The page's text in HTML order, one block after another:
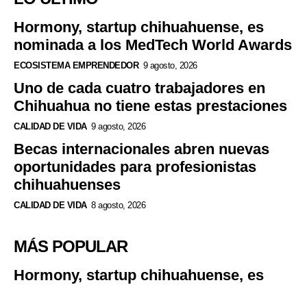
Hormony, startup chihuahuense, es
nominada a los MedTech World Awards
ECOSISTEMA EMPRENDEDOR 9 agosto, 2026
Uno de cada cuatro trabajadores en
Chihuahua no tiene estas prestaciones
CALIDAD DE VIDA 9 agosto, 2026
Becas internacionales abren nuevas
oportunidades para profesionistas
chihuahuenses
CALIDAD DE VIDA 8 agosto, 2026
MÁS POPULAR
Hormony, startup chihuahuense, es